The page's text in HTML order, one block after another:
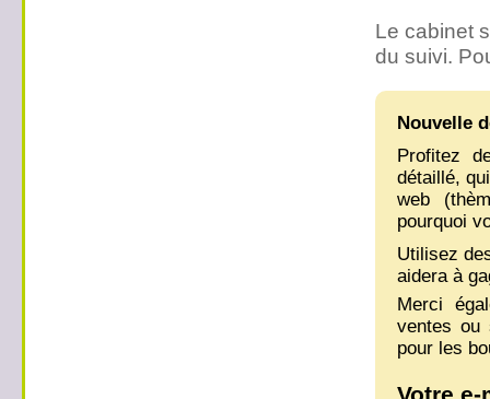
Le cabinet
du suivi.
Nouvelle
Profitez
détaillé,
web
pourquoi
Utilisez
aidera à
Merci
ventes ou
pour les